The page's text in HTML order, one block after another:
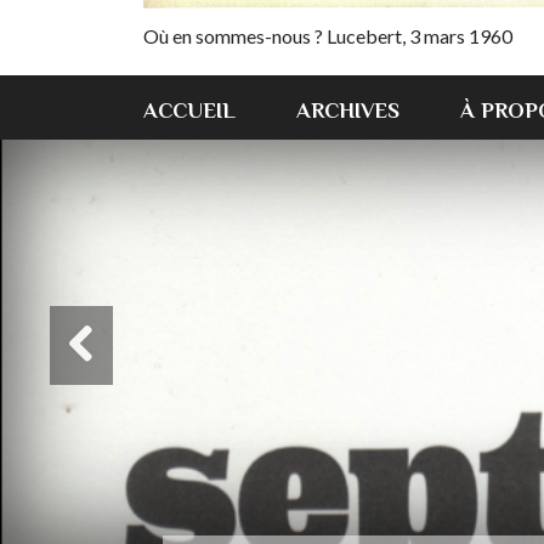
Où en sommes-nous ? Lucebert, 3 mars 1960
ACCUEIL ARCHIVES À